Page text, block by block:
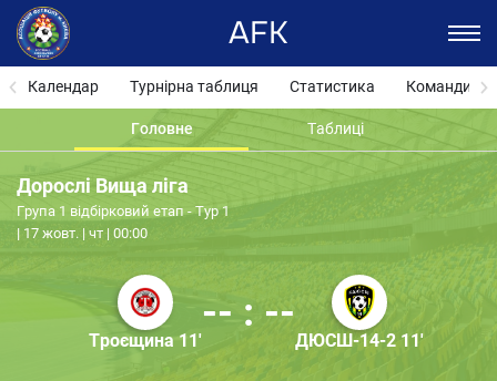
AFK
Календар Турнірна таблиця Статистика Команди
Головне Таблиці
Дорослі Вища ліга
Група 1 відбірковий етап - Тур 1
Троєщина 11'
-- : --
ДЮСШ-14-2 11'
17 жовт. | чт | 00:00